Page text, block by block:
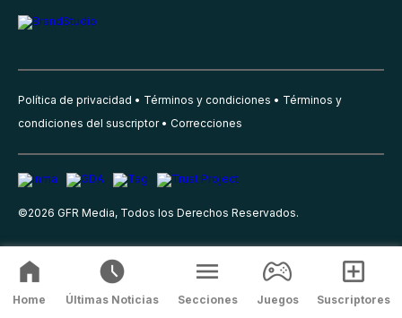
Política de privacidad Términos y condiciones
Términos y
condiciones del suscriptor
Correcciones
©2026 GFR Media, Todos los Derechos Reservados.
Home Últimas Noticias Secciones Juegos Suscriptores